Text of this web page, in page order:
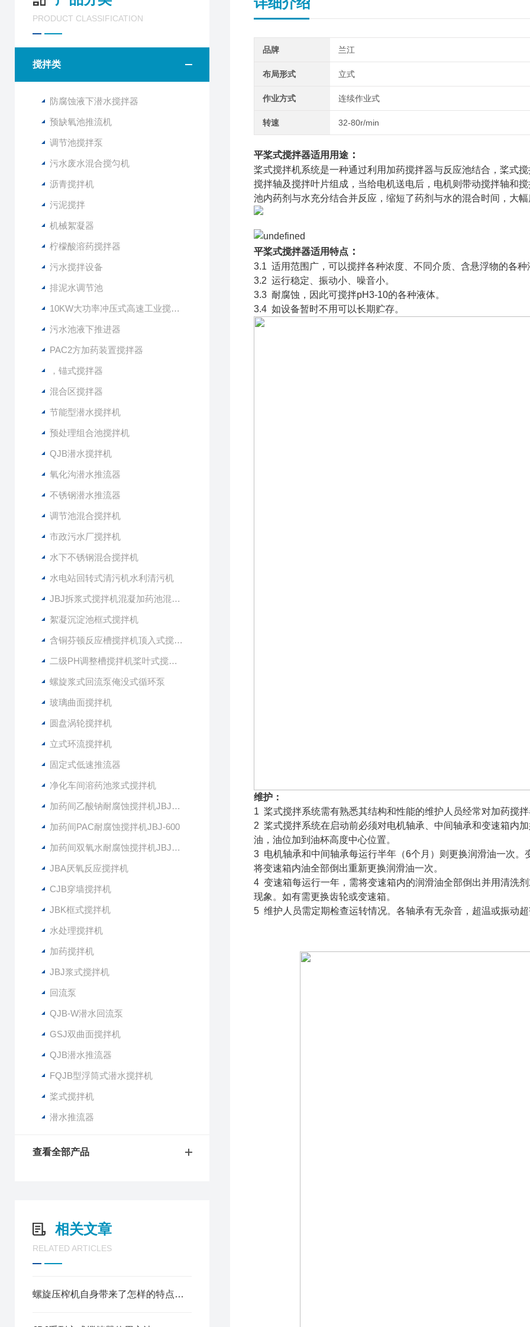
PRODUCT CLASSIFICATION
搅拌类
防腐蚀液下潜水搅拌器
预缺氧池推流机
调节池搅拌泵
污水废水混合搅匀机
沥青搅拌机
污泥搅拌
机械絮凝器
柠檬酸溶药搅拌器
污水搅拌设备
排泥水调节池
10KW大功率冲压式高速工业搅拌设备
污水池液下推进器
PAC2方加药装置搅拌器
，锚式搅拌器
混合区搅拌器
节能型潜水搅拌机
预处理组合池搅拌机
QJB潜水搅拌机
氧化沟潜水推流器
不锈钢潜水推流器
调节池混合搅拌机
市政污水厂搅拌机
水下不锈钢混合搅拌机
水电站回转式清污机水利清污机
JBJ拆浆式搅拌机混凝加药池混合型搅拌器
絮凝沉淀池框式搅拌机
含铜芬顿反应槽搅拌机顶入式搅拌器
二级PH调整槽搅拌机桨叶式搅拌器
螺旋浆式回流泵俺没式循环泵
玻璃曲面搅拌机
圆盘涡轮搅拌机
立式环流搅拌机
固定式低速推流器
净化车间溶药池浆式搅拌机
加药间乙酸钠耐腐蚀搅拌机JBJ-400
加药间PAC耐腐蚀搅拌机JBJ-600
加药间双氧水耐腐蚀搅拌机JBJ-300
JBA厌氧反应搅拌机
CJB穿墙搅拌机
JBK框式搅拌机
水处理搅拌机
加药搅拌机
JBJ浆式搅拌机
回流泵
QJB-W潜水回流泵
GSJ双曲面搅拌机
QJB潜水推流器
FQJB型浮筒式潜水搅拌机
桨式搅拌机
潜水推流器
查看全部产品
相关文章
RELATED ARTICLES
螺旋压榨机自身带来了怎样的特点呢？
品牌 兰江
布局形式 立式
作业方式 连续作业式
转速 32-80r/min
平桨式搅拌器适用 用途 ：
桨式搅拌机系统是一种通过利用加药搅拌器与反应池结合，桨式
搅拌轴及搅拌叶片组成，当给电机送电后，电机则带动搅拌轴和
池内药剂与水充分结合并反应，缩短了药剂与水的混合时间，大
平桨式搅拌器适用特点 ：
3.1 适用范围广，可以搅拌各种浓度、不同介质、含悬浮物的各种
3.2 运行稳定、振动小、噪音小。
3.3 耐腐蚀，因此可搅拌pH3-10的各种液体。
3.4 如设备暂时不用可以长期贮存。
维护：
1 桨式搅拌系统需有熟悉其结构和性能的维护人员经常对加药搅
2 桨式搅拌系统在启动前必须对电机轴承、中间轴承和变速箱内
油，油位加到油杯高度中心位置。
3 电机轴承和中间轴承每运行半年（6个月）则更换润滑油一次
将变速箱内油全部倒出重新更换润滑油一次。
4 变速箱每运行一年，需将变速箱内的润滑油全部倒出并用清洗
现象。如有需更换齿轮或变速箱。
5 维护人员需定期检查运转情况。各轴承有无杂音，超温或振动